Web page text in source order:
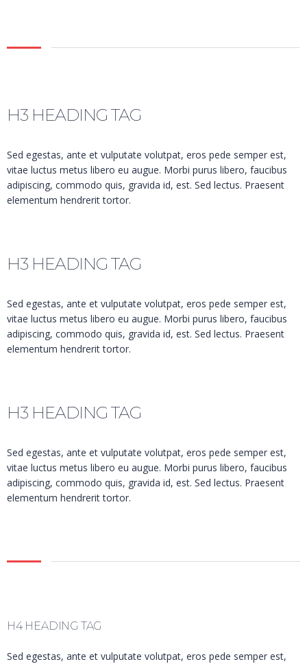
H3 HEADING TAG
Sed egestas, ante et vulputate volutpat, eros pede semper est,
vitae luctus metus libero eu augue. Morbi purus libero, faucibus
adipiscing, commodo quis, gravida id, est. Sed lectus. Praesent
elementum hendrerit tortor.
H3 HEADING TAG
Sed egestas, ante et vulputate volutpat, eros pede semper est,
vitae luctus metus libero eu augue. Morbi purus libero, faucibus
adipiscing, commodo quis, gravida id, est. Sed lectus. Praesent
elementum hendrerit tortor.
H3 HEADING TAG
Sed egestas, ante et vulputate volutpat, eros pede semper est,
vitae luctus metus libero eu augue. Morbi purus libero, faucibus
adipiscing, commodo quis, gravida id, est. Sed lectus. Praesent
elementum hendrerit tortor.
H4 HEADING TAG
Sed egestas, ante et vulputate volutpat, eros pede semper est,